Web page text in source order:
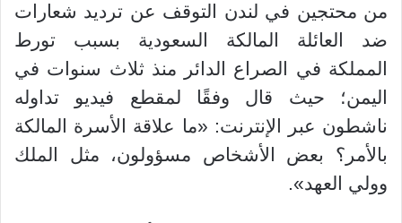
من محتجين في لندن التوقف عن ترديد شعارات
ضد العائلة المالكة السعودية بسبب تورط
المملكة في الصراع الدائر منذ ثلاث سنوات في
اليمن؛ حيث قال وفقًا لمقطع فيديو تداوله
ناشطون عبر الإنترنت: «ما علاقة الأسرة المالكة
بالأمر؟ بعض الأشخاص مسؤولون، مثل الملك
وولي العهد».